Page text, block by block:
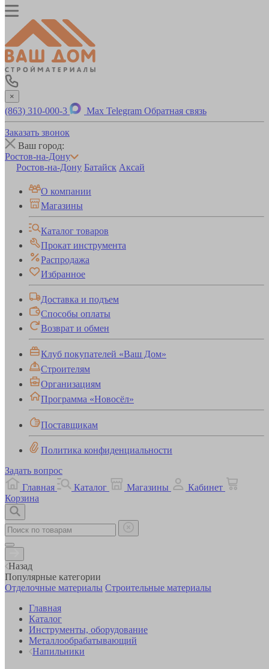
×
(863) 310-000-3 Max Telegram Обратная связь
Заказать звонок
Ваш город:
Ростов-на-Дону
Ростов-на-Дону Батайск Аксай
О компании
Магазины
Каталог товаров
Прокат инструмента
Распродажа
Избранное
Доставка и подъем
Способы оплаты
Возврат и обмен
Клуб покупателей «Ваш Дом»
Строителям
Организациям
Программа «Новосёл»
Поставщикам
Политика конфиденциальности
Задать вопрос
Главная
Каталог Магазины
Кабинет
Корзина
Назад
Популярные категории
Отделочные материалы Строительные материалы
Главная
Каталог
Инструменты, оборудование
Металлообрабатывающий
Напильники